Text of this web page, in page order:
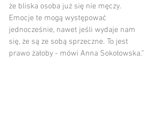
że bliska osoba już się nie męczy.
Emocje te mogą występować
jednocześnie, nawet jeśli wydaje nam
się, że są ze sobą sprzeczne. To jest
prawo żałoby - mówi Anna Sokołowska.”